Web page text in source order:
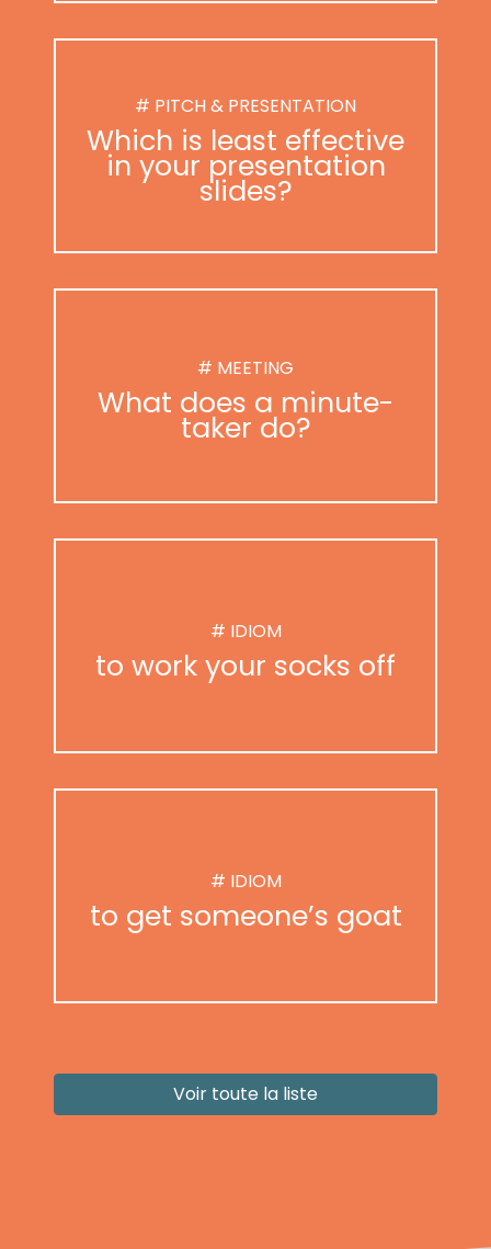
# PITCH & PRESENTATION
Which is least effective
in your presentation
slides?
# MEETING
What does a minute-
taker do?
# IDIOM
to work your socks off
# IDIOM
to get someone’s goat
Voir toute la liste